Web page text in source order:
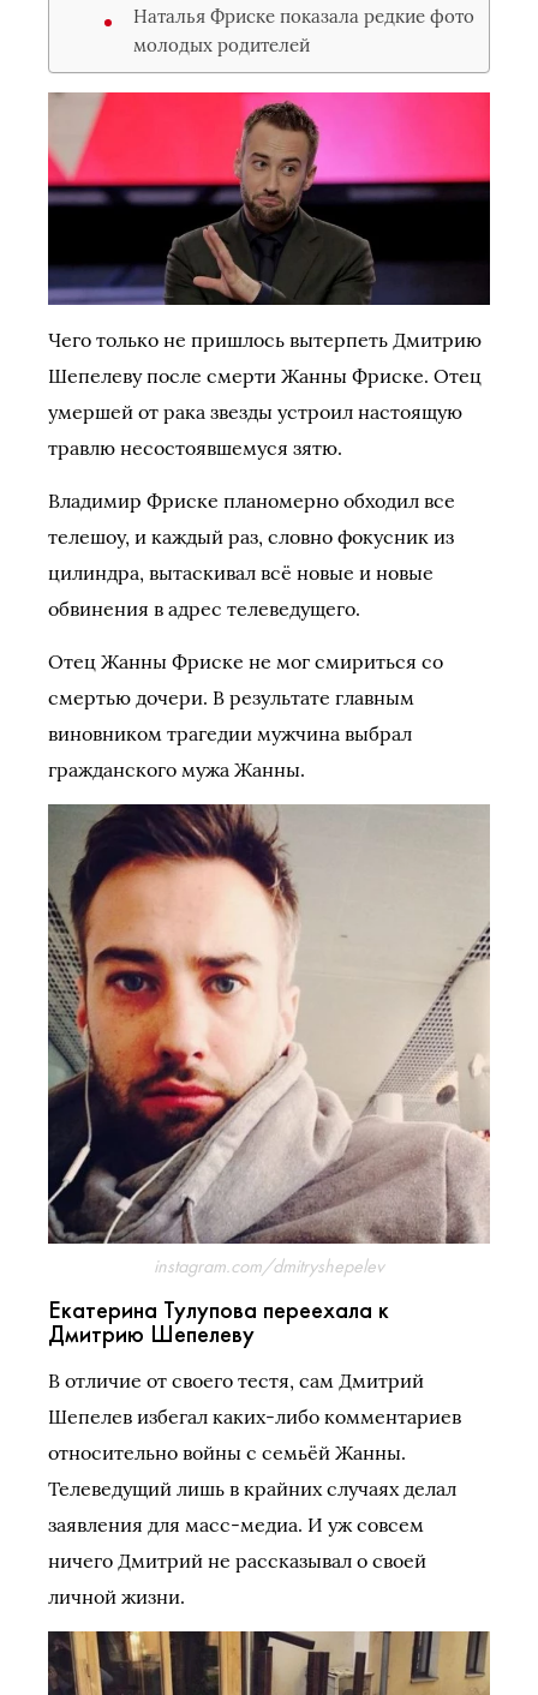
Наталья Фриске показала редкие фото
молодых родителей
Чего только не пришлось вытерпеть Дмитрию
Шепелеву после смерти Жанны Фриске. Отец
умершей от рака звезды устроил настоящую
травлю несостоявшемуся зятю.
Владимир Фриске планомерно обходил все
телешоу, и каждый раз, словно фокусник из
цилиндра, вытаскивал всё новые и новые
обвинения в адрес телеведущего.
Отец Жанны Фриске не мог смириться со
смертью дочери. В результате главным
виновником трагедии мужчина выбрал
гражданского мужа Жанны.
instagram.com/dmitryshepelev
Екатерина Тулупова переехала к
Дмитрию Шепелеву
В отличие от своего тестя, сам Дмитрий
Шепелев избегал каких-либо комментариев
относительно войны с семьёй Жанны.
Телеведущий лишь в крайних случаях делал
заявления для масс-медиа. И уж совсем
ничего Дмитрий не рассказывал о своей
личной жизни.